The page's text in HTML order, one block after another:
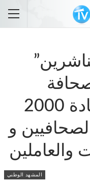
المغربية” يقضي بزيادة 2000
و
المشهد الوطني